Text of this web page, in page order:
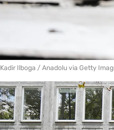
Kadir Ilboga / Anadolu via Getty